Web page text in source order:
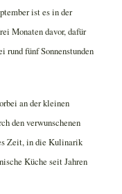
ist es in der
Monaten davor, dafür
rund fünf Sonnenstunden
an der kleinen
den verwunschenen
Zeit, in die Kulinarik
Küche seit Jahren